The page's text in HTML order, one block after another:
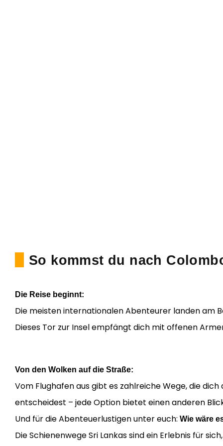
So kommst du nach
Die Reise beginnt:
Die meisten internationalen Abenteurer landen am
Dieses Tor zur Insel empfängt dich mit offenen
Von den Wolken auf die Straße:
Vom Flughafen aus gibt es zahlreiche Wege, die
entscheidest – jede Option bietet einen anderen
Und für die Abenteuerlustigen unter euch: Wie wäre
Die Schienenwege Sri Lankas sind ein Erlebnis für